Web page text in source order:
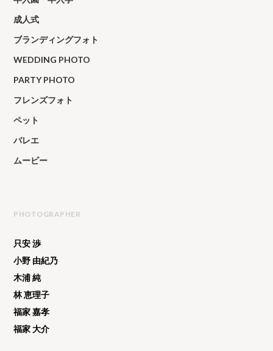
成人式
ブランディングフォト
WEDDING PHOTO
PARTY PHOTO
フレンズフォト
ペット
バレエ
ムービー
PHOTOGRAPHER
只安 渉
小野 由紀乃
木浦 純
林 恵理子
福家 嘉孝
福家 大介